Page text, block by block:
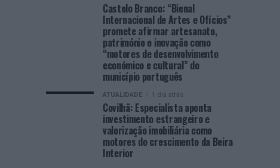
Castelo Branco: “Bienal
Internacional de Artes e Ofícios”
promete afirmar artesanato,
património e inovação como
“motores de desenvolvimento
económico e cultural” do
município português
ATUALIDADE 1 dia atrás
Covilhã: Especialista aponta
investimento estrangeiro e
valorização imobiliária como
motores do crescimento da Beira
Interior